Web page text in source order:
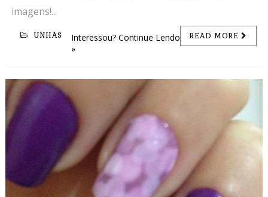
imagens!...
UNHAS READ MORE
Interessou? Continue Lendo
»